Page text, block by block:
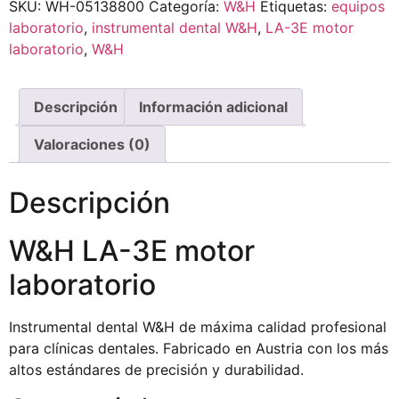
SKU: WH-05138800 Categoría: W&H Etiquetas: equipos
laboratorio, instrumental dental W&H, LA-3E motor
laboratorio, W&H
Descripción Información adicional
Valoraciones (0)
Descripción
W&H LA-3E motor
laboratorio
Instrumental dental W&H de máxima calidad profesional
para clínicas dentales. Fabricado en Austria con los más
altos estándares de precisión y durabilidad.